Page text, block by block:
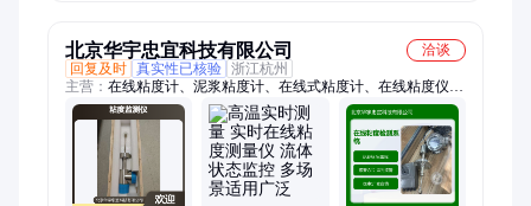
北京华宇忠宜科技有限公司
洽谈
回复及时 真实性已核验 浙江杭州
主营： 在线粘度计、泥浆粘度计、在线式粘度计、在线粘度仪、
在线式粘度仪、在线粘度传感器、在线粘度测量、智能在线粘
度、即时粘度、ND便携式粘度计、通用在线粘度计、通用型一
体式在线粘度